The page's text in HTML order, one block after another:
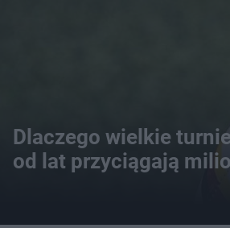
Dlaczego wielkie
od lat przyciągają